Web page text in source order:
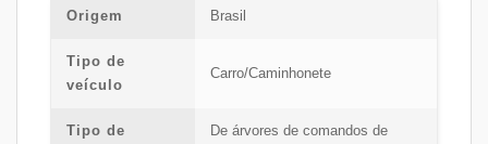
Origem Brasil
Tipo de
veículo
Carro/Caminhonete
Tipo de
De árvores de comandos de